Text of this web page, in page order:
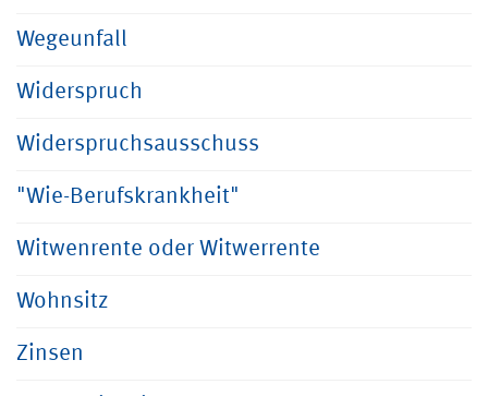
Wegeunfall
Widerspruch
Widerspruchsausschuss
"Wie-Berufskrankheit"
Witwenrente oder Witwerrente
Wohnsitz
Zinsen